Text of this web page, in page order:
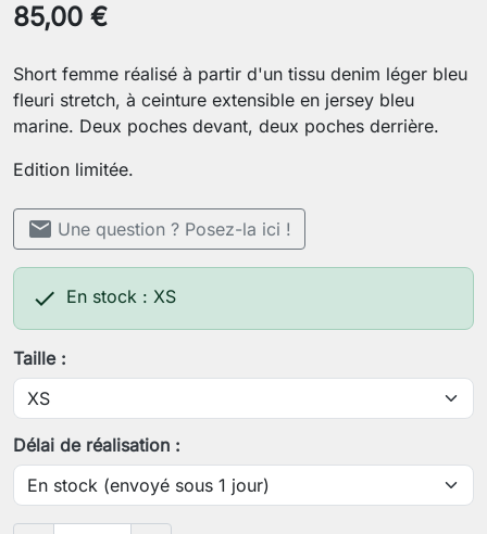
85,00 €
Short femme réalisé à partir d'un tissu denim léger bleu
fleuri stretch, à ceinture extensible en jersey bleu
marine. Deux poches devant, deux poches derrière.
Edition limitée.
mail Une question ? Posez-la ici !
 En stock : XS
Taille :
Délai de réalisation :